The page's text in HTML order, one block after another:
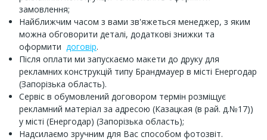
замовлення;
Найближчим часом з вами зв'яжеться менеджер, з яким
можна обговорити деталі, додаткові знижки та
оформити договір.
Після оплати ми запускаємо макети до друку для
рекламних конструкцій типу Брандмауер в місті Енергодар
(Запорізька область).
Сервіс в обумовлений договором термін розміщує
рекламний матеріал за адресою (Казацкая (в рай. д.№17))
у місті (Енергодар) (Запорізька область);
Надсилаємо зручним для Вас способом фотозвіт.